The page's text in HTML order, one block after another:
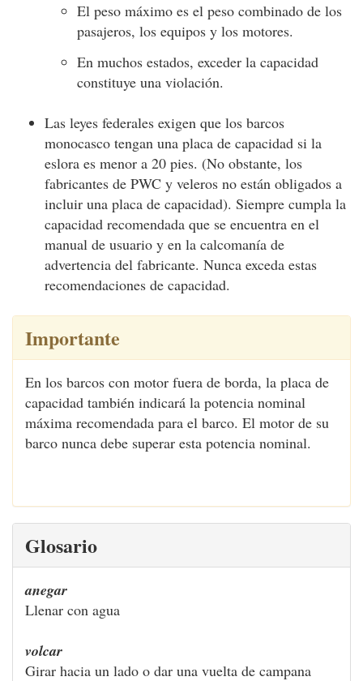
El peso máximo es el peso combinado de los
pasajeros, los equipos y los motores.
En muchos estados, exceder la capacidad
constituye una violación.
Las leyes federales exigen que los barcos
monocasco tengan una placa de capacidad si la
eslora es menor a 20 pies. (No obstante, los
fabricantes de PWC y veleros no están obligados a
incluir una placa de capacidad). Siempre cumpla la
capacidad recomendada que se encuentra en el
manual de usuario y en la calcomanía de
advertencia del fabricante. Nunca exceda estas
recomendaciones de capacidad.
Importante
En los barcos con motor fuera de borda, la placa de
capacidad también indicará la potencia nominal
máxima recomendada para el barco. El motor de su
barco nunca debe superar esta potencia nominal.
Glosario
anegar
Llenar con agua
volcar
Girar hacia un lado o dar una vuelta de campana